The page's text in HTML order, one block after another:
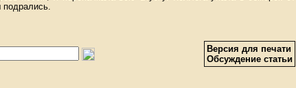
Версия для печати
Обсуждение статьи